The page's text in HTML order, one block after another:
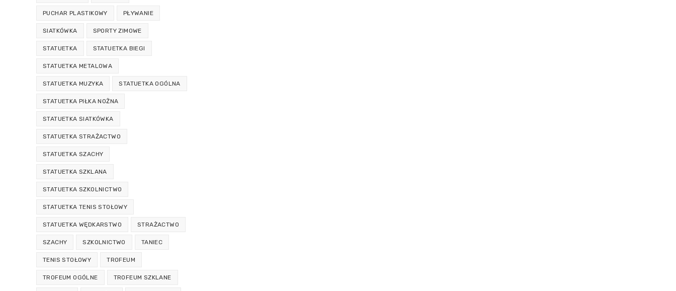
PUCHAR PLASTIKOWY PŁYWANIE
SIATKÓWKA SPORTY ZIMOWE
STATUETKA STATUETKA BIEGI
STATUETKA METALOWA
STATUETKA MUZYKA STATUETKA OGÓLNA
STATUETKA PIŁKA NOŻNA
STATUETKA SIATKÓWKA
STATUETKA STRAŻACTWO
STATUETKA SZACHY
STATUETKA SZKLANA
STATUETKA SZKOLNICTWO
STATUETKA TENIS STOŁOWY
STATUETKA WĘDKARSTWO STRAŻACTWO
SZACHY SZKOLNICTWO TANIEC
TENIS STOŁOWY TROFEUM
TROFEUM OGÓLNE TROFEUM SZKLANE